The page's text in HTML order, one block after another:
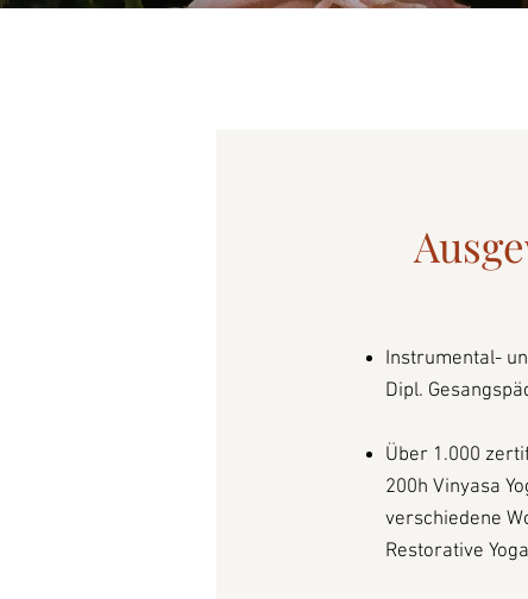
Instrumental-
Dipl.
Über 1.000
200h Vinyasa
verschiedene
Restorative